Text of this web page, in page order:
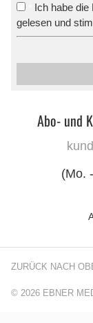
Ich habe die
gelesen und
Abo- und
(Mo.
© 2026 EBNER
ZURÜCK NACH